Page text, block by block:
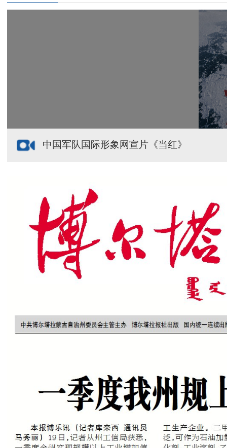
中国军队国际形象网宣片《当红》